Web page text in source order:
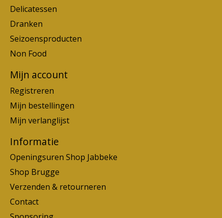
Delicatessen
Dranken
Seizoensproducten
Non Food
Mijn account
Registreren
Mijn bestellingen
Mijn verlanglijst
Informatie
Openingsuren Shop Jabbeke
Shop Brugge
Verzenden & retourneren
Contact